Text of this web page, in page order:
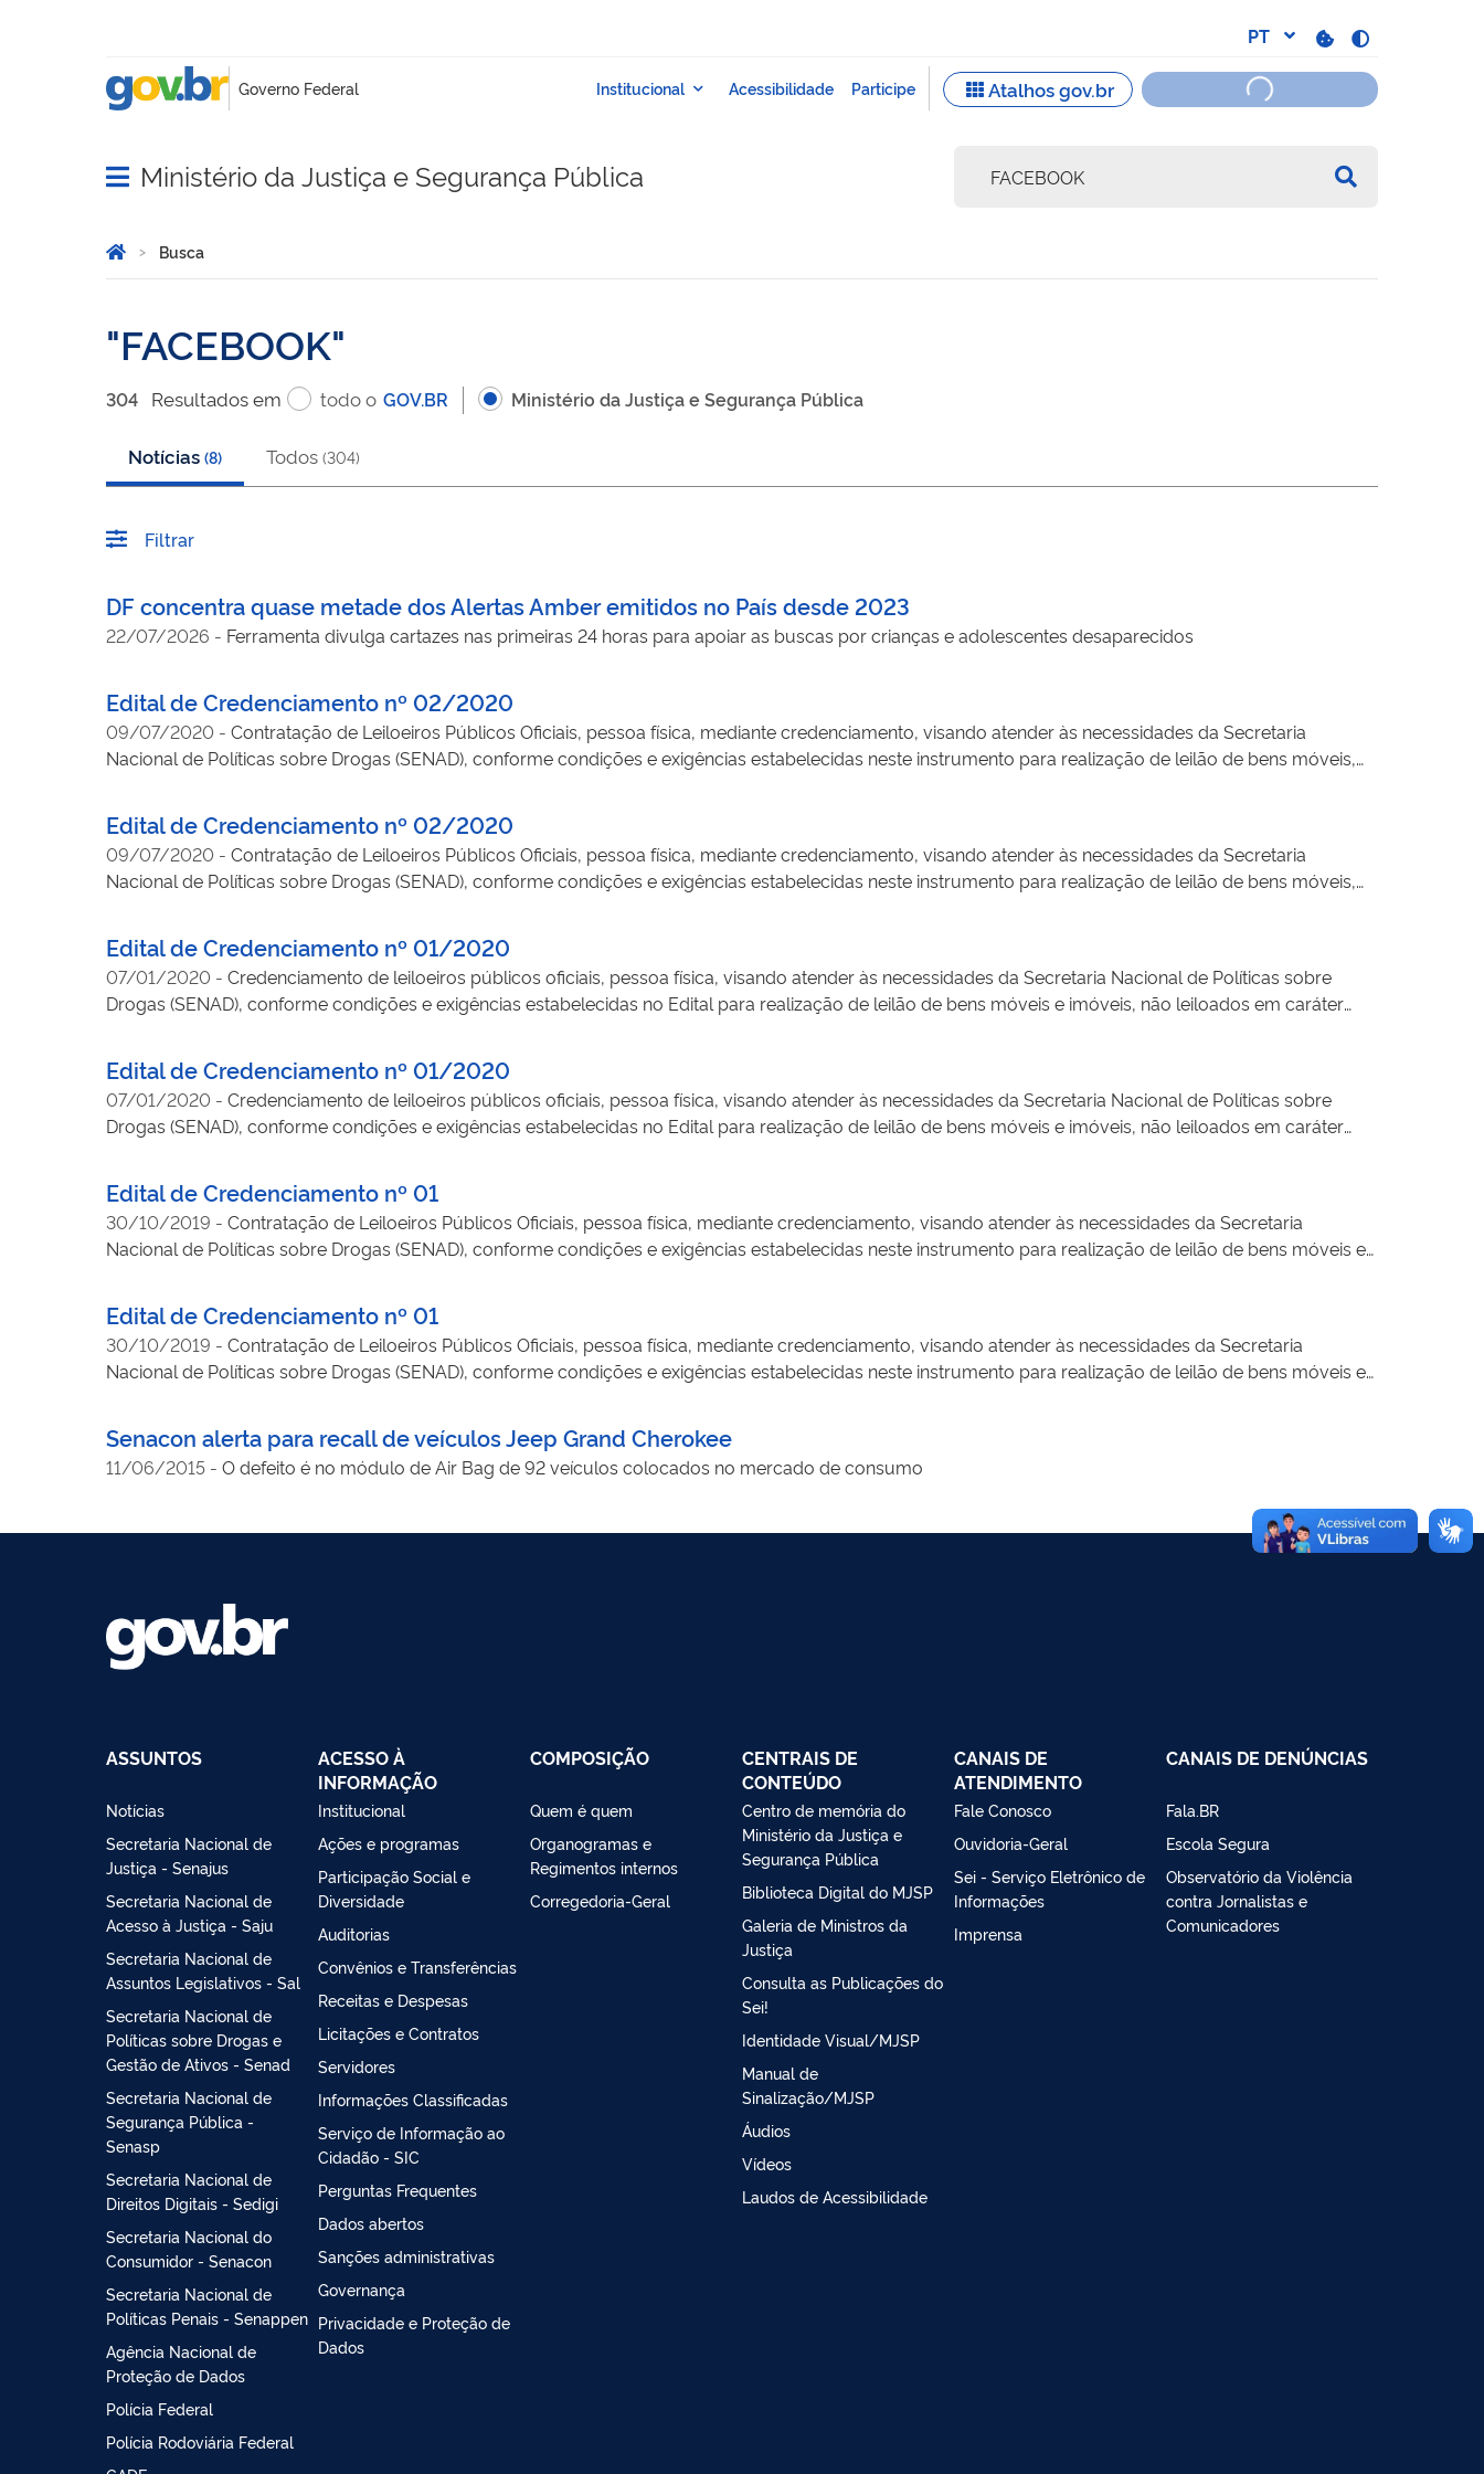
Abrir menu principal de navegação
Ministério da Justiça e Segurança Pública
Você está aqui:
Página Inicial
Busca
FACEBOOK
304 Resultadosem todo o GOV.BR Ministério da Justiça e Segurança Pública
Notícias (8) Todos (304)
Filtrar
DF concentra quase metade dos Alertas Amber emitidos no País desde 2023
22/07/2026 - Ferramenta divulga cartazes nas primeiras 24 horas para apoiar as buscas por crianças e adolescentes desaparecidos
Edital de Credenciamento nº 02/2020
09/07/2020 - Contratação de Leiloeiros Públicos Oficiais, pessoa física, mediante credenciamento, visando atender às necessidades da Secretaria
Nacional de Políticas sobre Drogas (SENAD), conforme condições e exigências estabelecidas neste instrumento para realização de leilão de bens móveis,
Paraná, exceto: Região de Foz do Iguaçu (englobando as localidades de: Céu Azul, Entre Rios do Oeste, Itaipulândia, Matelândia, medianeira, Missal,
Ramilândia, Santa Helena, Santa Terezinha do Itaipu, São Miguel do Iguaçu e Serranópolis do Iguaçu), Guaíra e Região (englobando as localidades de:
Mercedes e Terra Roxa) , Cascavel e região (englobando as localidades de: Anahy, Boa Vista da Aparecida, Braganey, Cafelândia, Campo Bonito, Capitão
Edital de Credenciamento nº 02/2020
09/07/2020 - Contratação de Leiloeiros Públicos Oficiais, pessoa física, mediante credenciamento, visando atender às necessidades da Secretaria
Nacional de Políticas sobre Drogas (SENAD), conforme condições e exigências estabelecidas neste instrumento para realização de leilão de bens móveis,
Paraná, exceto: Região de Foz do Iguaçu (englobando as localidades de: Céu Azul, Entre Rios do Oeste, Itaipulândia, Matelândia, medianeira, Missal,
Ramilândia, Santa Helena, Santa Terezinha do Itaipu, São Miguel do Iguaçu e Serranópolis do Iguaçu), Guaíra e Região (englobando as localidades de:
Mercedes e Terra Roxa) , Cascavel e região (englobando as localidades de: Anahy, Boa Vista da Aparecida, Braganey, Cafelândia, Campo Bonito, Capitão
Edital de Credenciamento nº 01/2020
07/01/2020 - Credenciamento de leiloeiros públicos oficiais, pessoa física, visando atender às necessidades da Secretaria Nacional de Políticas sobre
Drogas (SENAD), conforme condições e exigências estabelecidas no Edital para realização de leilão de bens móveis e imóveis, não leiloados em caráter
Amazonas, Roraima, Mato Grosso, Maranhão, Pará, Amapá, Rondônia, Pernambuco, Alagoas, Sergipe, Bahia, Piauí, Ceará, Rio Grande do Norte e Paraíba.
Edital de Credenciamento nº 01/2020
07/01/2020 - Credenciamento de leiloeiros públicos oficiais, pessoa física, visando atender às necessidades da Secretaria Nacional de Políticas sobre
Drogas (SENAD), conforme condições e exigências estabelecidas no Edital para realização de leilão de bens móveis e imóveis, não leiloados em caráter
Amazonas, Roraima, Mato Grosso, Maranhão, Pará, Amapá, Rondônia, Pernambuco, Alagoas, Sergipe, Bahia, Piauí, Ceará, Rio Grande do Norte e Paraíba.
Edital de Credenciamento nº 01
30/10/2019 - Contratação de Leiloeiros Públicos Oficiais, pessoa física, mediante credenciamento, visando atender às necessidades da Secretaria
Nacional de Políticas sobre Drogas (SENAD), conforme condições e exigências estabelecidas neste instrumento para realização de leilão de bens móveis e
Edital de Credenciamento nº 01
30/10/2019 - Contratação de Leiloeiros Públicos Oficiais, pessoa física, mediante credenciamento, visando atender às necessidades da Secretaria
Nacional de Políticas sobre Drogas (SENAD), conforme condições e exigências estabelecidas neste instrumento para realização de leilão de bens móveis e
Senacon alerta para recall de veículos Jeep Grand Cherokee
11/06/2015 - O defeito é no módulo de Air Bag de 92 veículos colocados no mercado de consumo
ASSUNTOS
Notícias
Secretaria Nacional de
Justiça - Senajus
Secretaria Nacional de
Acesso à Justiça - Saju
Secretaria Nacional de
Assuntos Legislativos - Sal
Secretaria Nacional de
Políticas sobre Drogas e
Gestão de Ativos - Senad
Secretaria Nacional de
Segurança Pública -
Senasp
Secretaria Nacional de
Direitos Digitais - Sedigi
Secretaria Nacional do
Consumidor - Senacon
Secretaria Nacional de
Políticas Penais - Senappen
Agência Nacional de
Proteção de Dados
Polícia Federal
Polícia Rodoviária Federal
ACESSO À
INFORMAÇÃO
Institucional
Ações e programas
Participação Social e
Diversidade
Auditorias
Convênios e Transferências
Receitas e Despesas
Licitações e Contratos
Servidores
Informações Classificadas
Serviço de Informação ao
Cidadão - SIC
Perguntas Frequentes
Dados abertos
Sanções administrativas
Governança
Privacidade e Proteção de
Dados
COMPOSIÇÃO
Quem é quem
Organogramas e
Regimentos internos
Corregedoria-Geral
CENTRAIS DE
CONTEÚDO
Centro de memória do
Ministério da Justiça e
Segurança Pública
Biblioteca Digital do MJSP
Galeria de Ministros da
Justiça
Consulta as Publicações do
Sei!
Identidade Visual/MJSP
Manual de
Sinalização/MJSP
Áudios
Vídeos
Laudos de Acessibilidade
CANAIS DE
ATENDIMENTO
Fale Conosco
Ouvidoria-Geral
Sei - Serviço Eletrônico de
Informações
Imprensa
CANAIS DE DENÚNCIAS
Fala.BR
Escola Segura
Observatório da Violência
contra Jornalistas e
Comunicadores